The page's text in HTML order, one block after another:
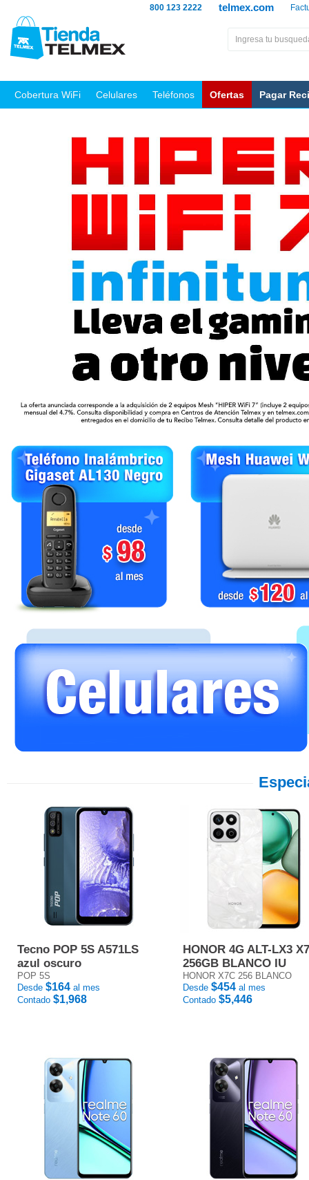
telmex.com
800 123 2222
Cobertura WiFi Celulares Teléfonos Ofertas Pagar
Tecno POP 5S A571LS
azul oscuro
POP 5S
Desde $164 al mes
Contado $1,968
HONOR 4G ALT-LX3
256GB BLANCO IU
HONOR X7C 256 BLANCO
Desde $454 al mes
Contado $5,446